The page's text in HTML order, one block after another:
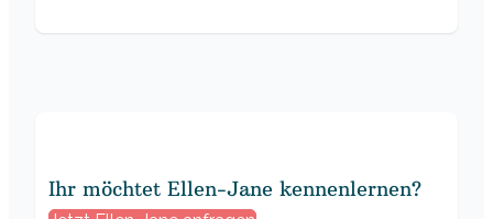
Ihr möchtet Ellen-Jane kennenlernen?